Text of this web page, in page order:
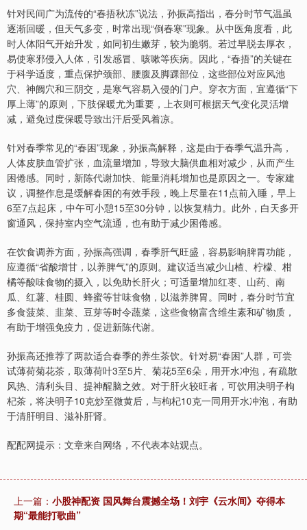
针对民间广为流传的“春捂秋冻”说法，孙振高指出，春分时节气温虽
逐渐回暖，但天气多变，时常出现“倒春寒”现象。从中医角度看，此
时人体阳气开始升发，如同初生嫩芽，较为脆弱。若过早脱去厚衣，
易使寒邪侵入人体，引发感冒、咳嗽等疾病。因此，“春捂”的关键在
于科学适度，重点保护颈部、腰腹及脚踝部位，这些部位对应风池
穴、神阙穴和三阴交，是寒气容易入侵的门户。穿衣方面，宜遵循“下
厚上薄”的原则，下肢保暖尤为重要，上衣则可根据天气变化灵活增
减，避免过度保暖导致出汗后受风着凉。
针对春季常见的“春困”现象，孙振高解释，这是由于春季气温升高，
人体皮肤血管扩张，血流量增加，导致大脑供血相对减少，从而产生
困倦感。同时，新陈代谢加快、能量消耗增加也是原因之一。专家建
议，调整作息是缓解春困的有效手段，晚上尽量在11点前入睡，早上
6至7点起床，中午可小憩15至30分钟，以恢复精力。此外，白天多开
窗通风，保持室内空气流通，也有助于减少困倦感。
在饮食调养方面，孙振高强调，春季肝气旺盛，容易影响脾胃功能，
应遵循“省酸增甘，以养脾气”的原则。建议适当减少山楂、柠檬、柑
橘等酸味食物的摄入，以免助长肝火；可适量增加红枣、山药、南
瓜、红薯、桂圆、蜂蜜等甘味食物，以滋养脾胃。同时，春分时节宜
多食菠菜、韭菜、豆芽等时令蔬菜，这些食物富含维生素和矿物质，
有助于增强免疫力，促进新陈代谢。
孙振高还推荐了两款适合春季的养生茶饮。针对易“春困”人群，可尝
试薄荷菊花茶，取薄荷叶3至5片、菊花5至6朵，用开水冲泡，有疏散
风热、清利头目、提神醒脑之效。对于肝火较旺者，可饮用决明子枸
杞茶，将决明子10克炒至微黄后，与枸杞10克一同用开水冲泡，有助
于清肝明目、滋补肝肾。
配配网提示：文章来自网络，不代表本站观点。
上一篇： 小股神配资 国风舞台震撼全场！刘宇《云水间》夺得本
期“最能打歌曲”